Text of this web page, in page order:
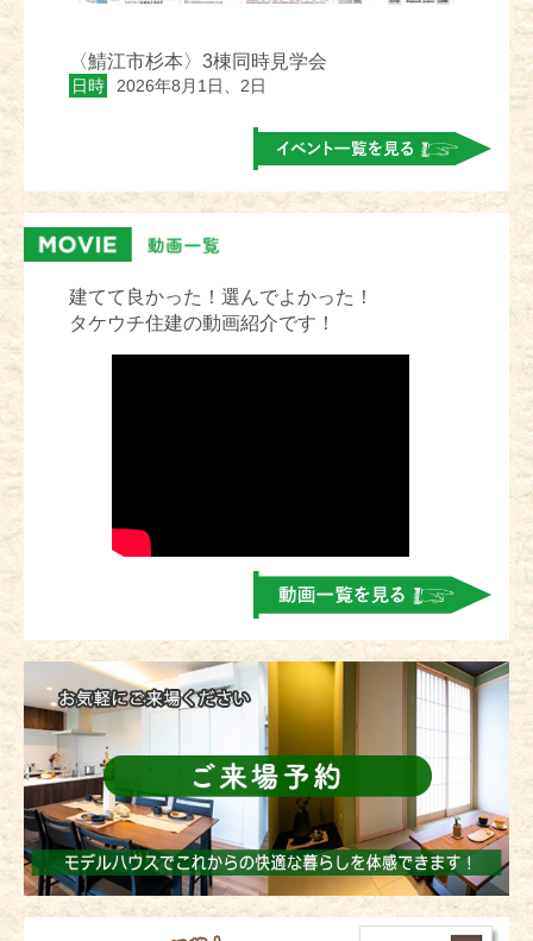
〈鯖江市杉本〉3棟同時見学会
日時 2026年8月1日、2日
建てて良かった！選んでよかった！
タケウチ住建の動画紹介です！